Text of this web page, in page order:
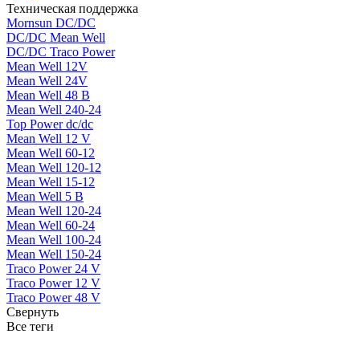
Техническая поддержка
Mornsun DC/DC
DC/DC Mean Well
DC/DC Traco Power
Mean Well 12V
Mean Well 24V
Mean Well 48 В
Mean Well 240-24
Top Power dc/dc
Mean Well 12 V
Mean Well 60-12
Mean Well 120-12
Mean Well 15-12
Mean Well 5 В
Mean Well 120-24
Mean Well 60-24
Mean Well 100-24
Mean Well 150-24
Traco Power 24 V
Traco Power 12 V
Traco Power 48 V
Свернуть
Все теги